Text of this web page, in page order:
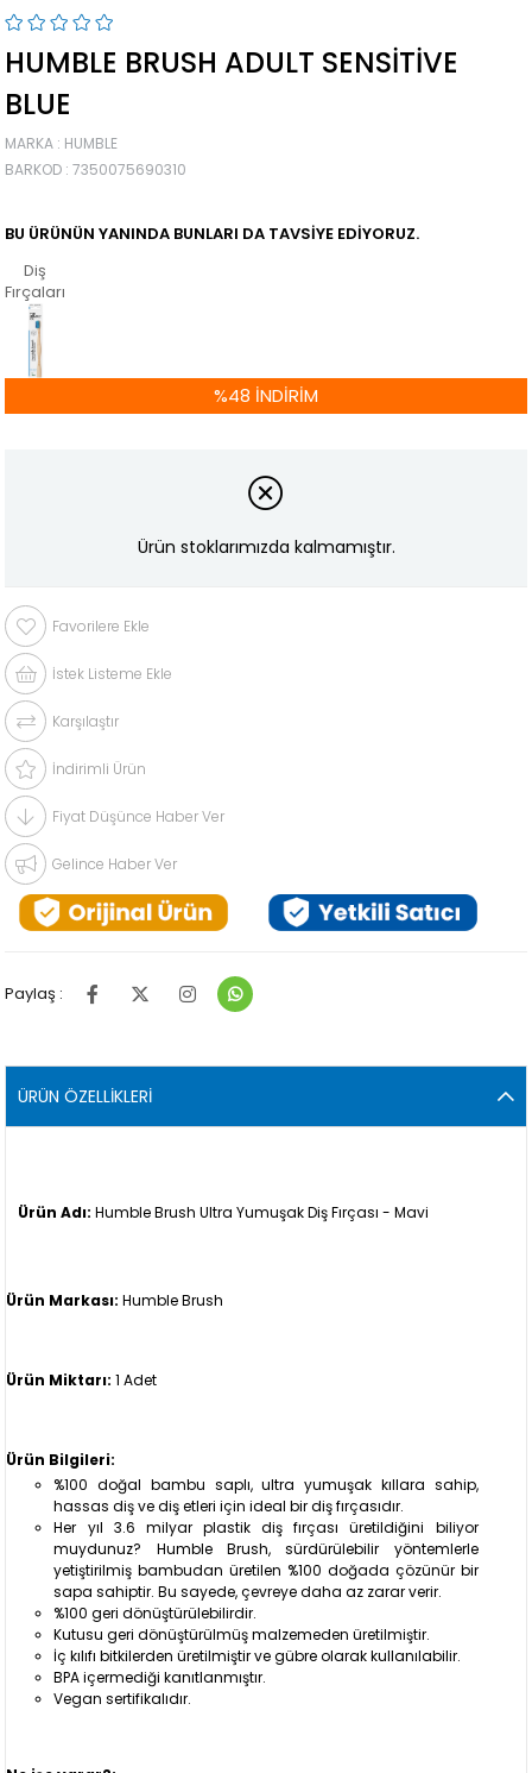
HUMBLE BRUSH ADULT SENSITIVE
BLUE
MARKA : HUMBLE
BARKOD : 7350075690310
BU ÜRÜNÜN YANINDA BUNLARI DA TAVSIYE EDIYORUZ.
Diş
Fırçaları
%48 İNDIRIM
Ürün stoklarımızda kalmamıştır.
Favorilere Ekle
İstek Listeme Ekle
Karşılaştır
İndirimli Ürün
Fiyat Düşünce Haber Ver
Gelince Haber Ver
Paylaş :
ÜRÜN ÖZELLIKLERI
Ürün Adı: Humble Brush Ultra Yumuşak Diş Fırçası - Mavi
Ürün Markası: Humble Brush
Ürün Miktarı: 1 Adet
Ürün Bilgileri:
%100 doğal bambu saplı, ultra yumuşak kıllara sahip,
hassas diş ve diş etleri için ideal bir diş fırçasıdır.
Her yıl 3.6 milyar plastik diş fırçası üretildiğini biliyor
muydunuz? Humble Brush, sürdürülebilir yöntemlerle
yetiştirilmiş bambudan üretilen %100 doğada çözünür bir
sapa sahiptir. Bu sayede, çevreye daha az zarar verir.
%100 geri dönüştürülebilirdir.
Kutusu geri dönüştürülmüş malzemeden üretilmiştir.
İç kılıfı bitkilerden üretilmiştir ve gübre olarak kullanılabilir.
BPA içermediği kanıtlanmıştır.
Vegan sertifikalıdır.